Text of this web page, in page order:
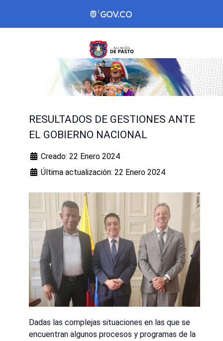
RESULTADOS DE GESTIONES ANTE
EL GOBIERNO NACIONAL
Creado: 22 Enero 2024
Última actualización: 22 Enero 2024
Dadas las complejas situaciones en las que se
encuentran algunos procesos y programas de la